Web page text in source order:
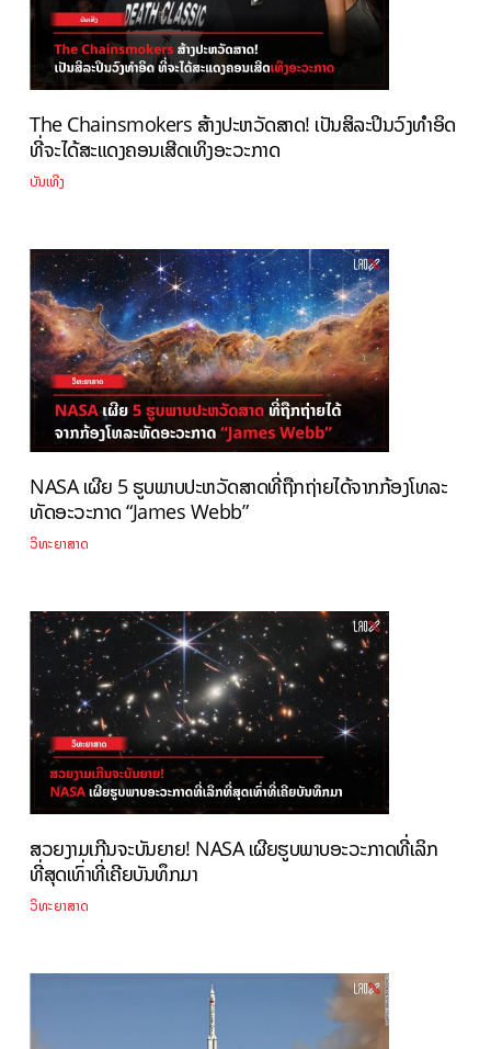
The Chainsmokers ສ້າງປະຫວັດສາດ! ເປັນສິລະປິນວົງທຳອິດ
ທີ່ຈະໄດ້ສະແດງຄອນເສີດເທິງອະວະກາດ
ບັນເທີງ
NASA ເຜີຍ 5 ຮູບພາບປະຫວັດສາດທີ່ຖືກຖ່າຍໄດ້ຈາກກ້ອງໂທລະ
ທັດອະວະກາດ “James Webb”
ວິທະຍາສາດ
ສວຍງາມເກີນຈະບັນຍາຍ! NASA ເຜີຍຮູບພາບອະວະກາດທີ່ເລິກ
ທີ່ສຸດເທົ່າທີ່ເຄີຍບັນທຶກມາ
ວິທະຍາສາດ